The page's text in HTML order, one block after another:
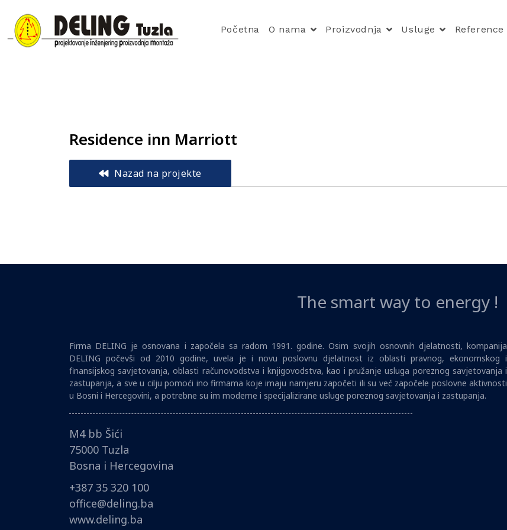
Početna O nama Proizvodnja Usluge Reference
Residence inn Marriott
Nazad na projekte
The smart way to energy !
Firma DELING je osnovana i započela sa radom 1991. godine. Osim svojih osnovnih djelatnosti, kompanija
DELING počevši od 2010 godine, uvela je i novu poslovnu djelatnost iz oblasti pravnog, ekonomskog i
finansijskog savjetovanja, oblasti računovodstva i knjigovodstva, kao i pružanje usluga poreznog savjetovanja i
zastupanja, a sve u cilju pomoći ino firmama koje imaju namjeru započeti ili su već započele poslovne aktivnosti
u Bosni i Hercegovini, a potrebne su im moderne i specijalizirane usluge poreznog savjetovanja i zastupanja.
M4 bb Šići
75000 Tuzla
Bosna i Hercegovina
+387 35 320 100
office@deling.ba
www.deling.ba